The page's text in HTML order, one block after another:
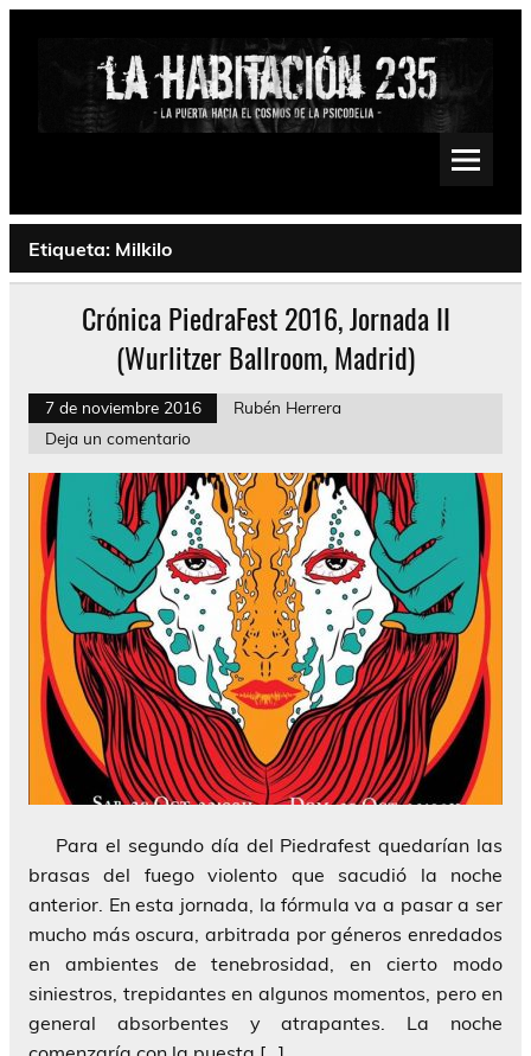
Saltar
Psychedelic, Stoner, Doom, Sludge, Fuzz, Space, Drone
Etiqueta: Milkilo
Crónica PiedraFest 2016, Jornada II
(Wurlitzer Ballroom, Madrid)
7 de noviembre 2016
Rubén Herrera
Deja un comentario
Para el segundo día del Piedrafest quedarían las
brasas del fuego violento que sacudió la noche
anterior. En esta jornada, la fórmula va a pasar a ser
mucho más oscura, arbitrada por géneros enredados
en ambientes de tenebrosidad, en cierto modo
siniestros, trepidantes en algunos momentos, pero en
general absorbentes y atrapantes. La noche